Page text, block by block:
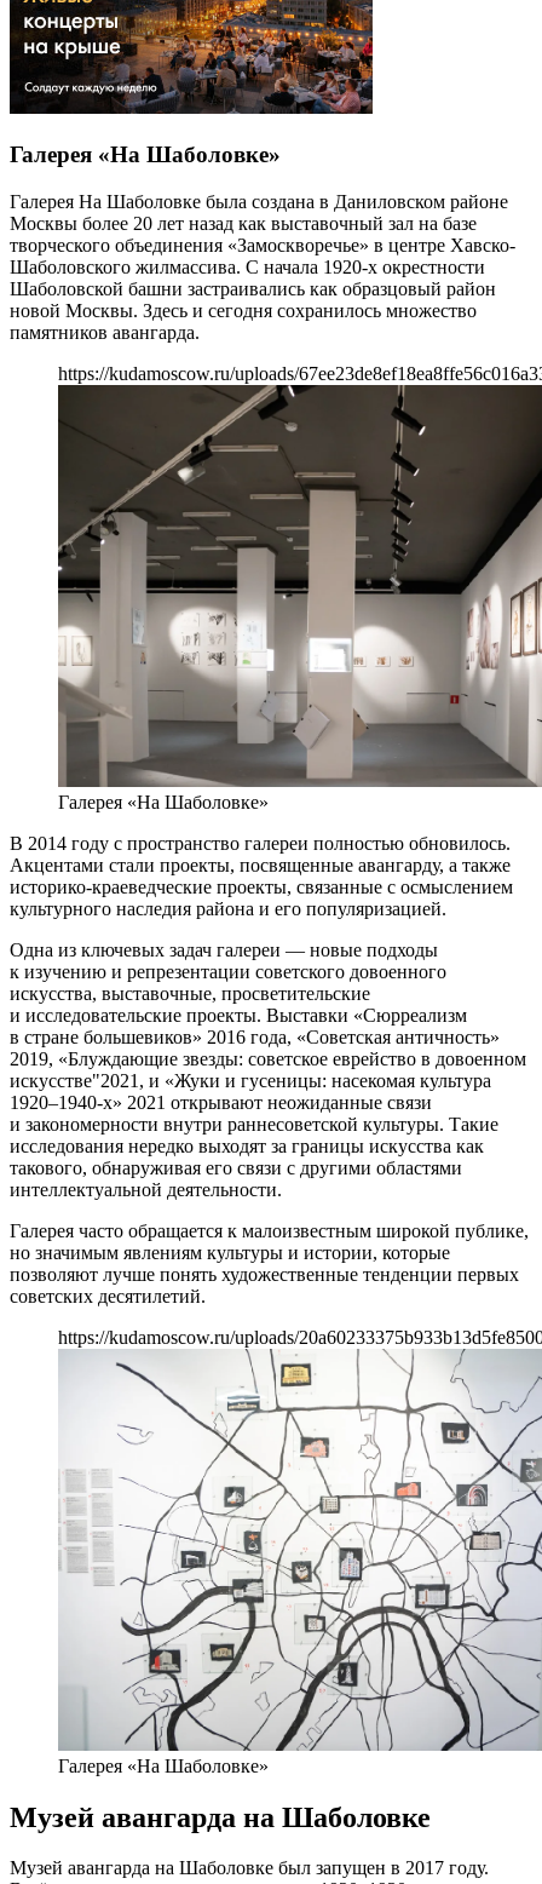
Галерея «На Шаболовке»
Галерея На Шаболовке была создана в Даниловском районе
Москвы более 20 лет назад как выставочный зал на базе
творческого объединения «Замоскворечье» в центре Хавско-
Шаболовского жилмассива. С начала 1920-х окрестности
Шаболовской башни застраивались как образцовый район
новой Москвы. Здесь и сегодня сохранилось множество
памятников авангарда.
https://kudamoscow.ru/uploads/
Галерея «На Шаболовке»
В 2014 году с пространство галереи полностью обновилось.
Акцентами стали проекты, посвященные авангарду, а также
историко-краеведческие проекты, связанные с осмыслением
культурного наследия района и его популяризацией.
Одна из ключевых задач галереи — новые подходы
к изучению и репрезентации советского довоенного
искусства, выставочные, просветительские
и исследовательские проекты. Выставки «Сюрреализм
в стране большевиков» 2016 года, «Советская античность»
2019, «Блуждающие звезды: советское еврейство в довоенном
искусстве"2021, и «Жуки и гусеницы: насекомая культура
1920–1940-х» 2021 открывают неожиданные связи
и закономерности внутри раннесоветской культуры. Такие
исследования нередко выходят за границы искусства как
такового, обнаруживая его связи с другими областями
интеллектуальной деятельности.
Галерея часто обращается к малоизвестным широкой публике,
но значимым явлениям культуры и истории, которые
позволяют лучше понять художественные тенденции первых
советских десятилетий.
https://kudamoscow.ru/uploads/
Галерея «На Шаболовке»
Музей авангарда на Шаболовке
Музей авангарда на Шаболовке был запущен в 2017 году.